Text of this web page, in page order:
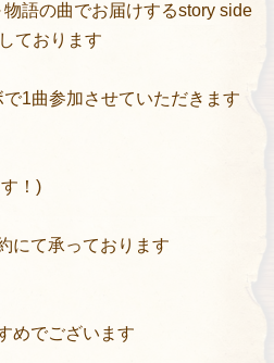
語の曲でお届けするstory side
ております
1曲参加させていただきます
！)
にて承っております
めでございます